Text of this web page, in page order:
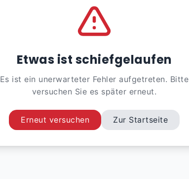
Etwas ist schiefgelaufen
Es ist ein unerwarteter Fehler aufgetreten. Bitte
versuchen Sie es später erneut.
Erneut versuchen Zur Startseite